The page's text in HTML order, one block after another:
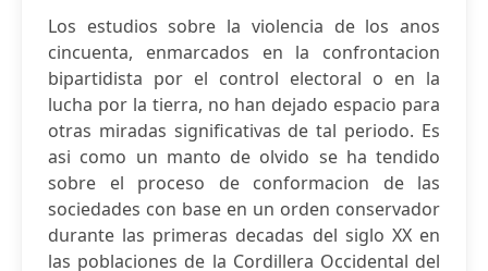
Los estudios sobre la violencia de los anos
cincuenta, enmarcados en la confrontacion
bipartidista por el control electoral o en la
lucha por la tierra, no han dejado espacio para
otras miradas significativas de tal periodo. Es
asi como un manto de olvido se ha tendido
sobre el proceso de conformacion de las
sociedades con base en un orden conservador
durante las primeras decadas del siglo XX en
las poblaciones de la Cordillera Occidental del